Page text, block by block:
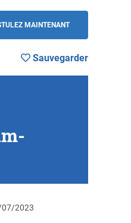
MAINTENANT
Sauvegarder
07/2023